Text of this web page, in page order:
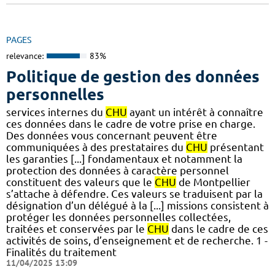
PAGES
relevance: 83%
Politique de gestion des données
personnelles
services internes du CHU ayant un intérêt à connaître
ces données dans le cadre de votre prise en charge.
Des données vous concernant peuvent être
communiquées à des prestataires du CHU présentant
les garanties [...] fondamentaux et notamment la
protection des données à caractère personnel
constituent des valeurs que le CHU de Montpellier
s’attache à défendre. Ces valeurs se traduisent par la
désignation d’un délégué à la [...] missions consistent à
protéger les données personnelles collectées,
traitées et conservées par le CHU dans le cadre de ces
activités de soins, d’enseignement et de recherche. 1 -
Finalités du traitement
11/04/2025 13:09